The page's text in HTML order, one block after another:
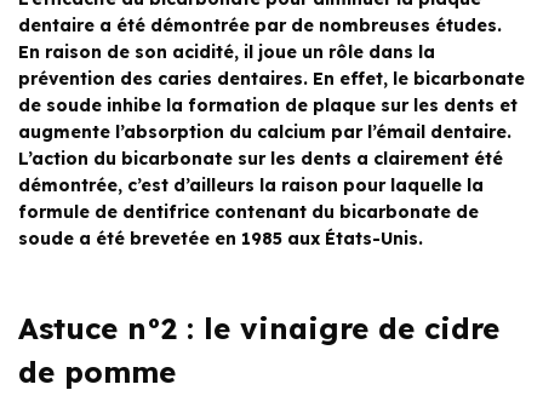
dentaire a été démontrée par de nombreuses études.
En raison de son acidité, il joue un rôle dans la
prévention des caries dentaires. En effet, le bicarbonate
de soude inhibe la formation de plaque sur les dents et
augmente l’absorption du calcium par l’émail dentaire.
L’action du bicarbonate sur les dents a clairement été
démontrée, c’est d’ailleurs la raison pour laquelle la
formule de dentifrice contenant du bicarbonate de
soude a été brevetée en 1985 aux États-Unis.
Astuce n°2 : le vinaigre de cidre
de pomme